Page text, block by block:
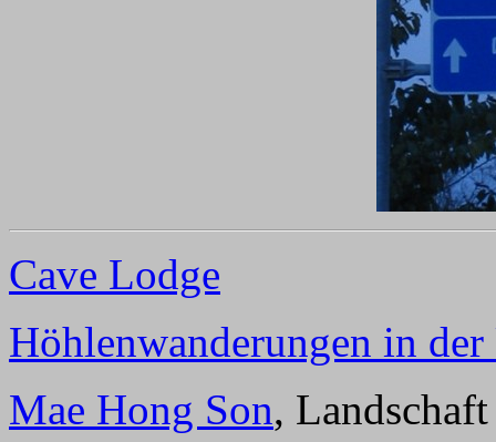
Cave Lodge
Höhlenwanderungen in
Mae Hong Son,